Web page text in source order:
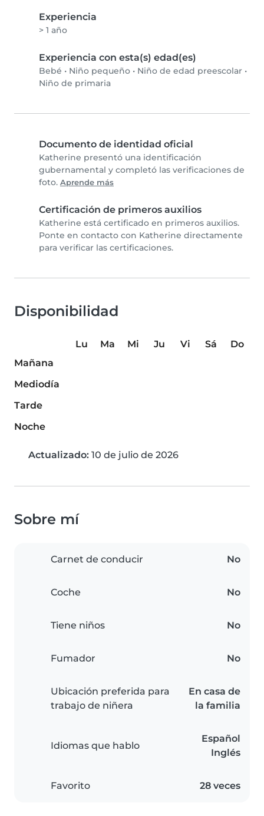
Experiencia
> 1 año
Experiencia con esta(s) edad(es)
Bebé • Niño pequeño • Niño de edad preescolar •
Niño de primaria
Documento de identidad oficial
Katherine presentó una identificación
gubernamental y completó las verificaciones de
foto. Aprende más
Certificación de primeros auxilios
Katherine está certificado en primeros auxilios.
Ponte en contacto con Katherine directamente
para verificar las certificaciones.
Disponibilidad
Lu Ma Mi Ju Vi Sá
Do
Mañana
Mediodía
Tarde
Noche
Actualizado: 10 de julio de 2026
Sobre mí
Carnet de conducir No
Coche No
Tiene niños No
Fumador No
Ubicación preferida para
trabajo de niñera
En casa de
la familia
Idiomas que hablo
Español
Inglés
Favorito 28 veces